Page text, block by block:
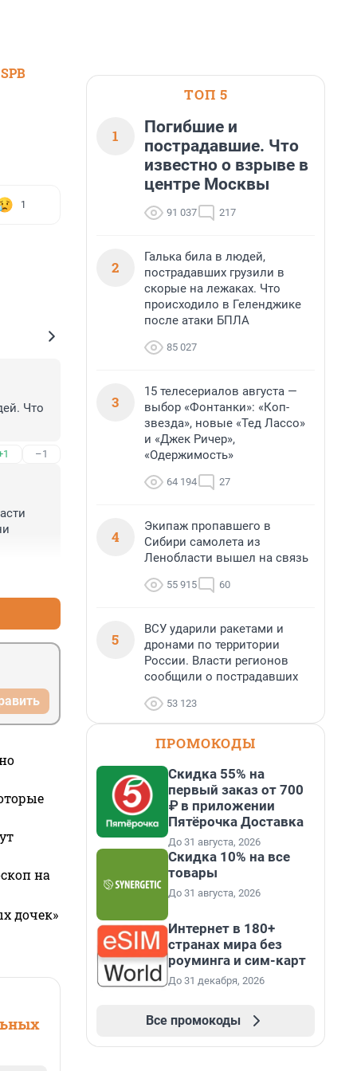
1
Что
–1
на
дочек»
ТОП 5
1
Погибшие и
пострадавшие. Что
известно о взрыве в
центре Москвы
91 037 217
2
Галька била в людей,
пострадавших грузили в
скорые на лежаках. Что
происходило в Геленджике
после атаки БПЛА
85 027
3
15 телесериалов августа —
выбор «Фонтанки»: «Коп-
звезда», новые «Тед Лассо»
и «Джек Ричер»,
«Одержимость»
64 194 27
4
Экипаж пропавшего в
Сибири самолета из
Ленобласти вышел на связь
55 915 60
5
ВСУ ударили ракетами и
дронами по территории
России. Власти регионов
сообщили о пострадавших
53 123
ПРОМОКОДЫ
Скидка 55% на
первый заказ от 700
₽ в приложении
Пятёрочка Доставка
До 31 августа, 2026
Скидка 10% на все
товары
До 31 августа, 2026
Интернет в 180+
странах мира без
роуминга и сим-карт
До 31 декабря, 2026
Все промокоды